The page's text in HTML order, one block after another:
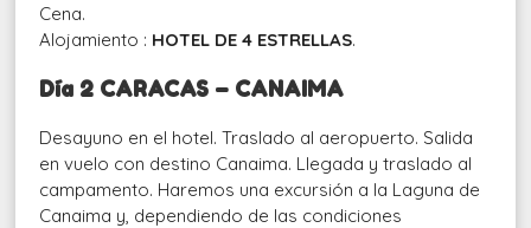
Cena.
Alojamiento : HOTEL DE 4 ESTRELLAS.
Día 2 CARACAS – CANAIMA
Desayuno en el hotel. Traslado al aeropuerto. Salida
en vuelo con destino Canaima. Llegada y traslado al
campamento. Haremos una excursión a la Laguna de
Canaima y, dependiendo de las condiciones